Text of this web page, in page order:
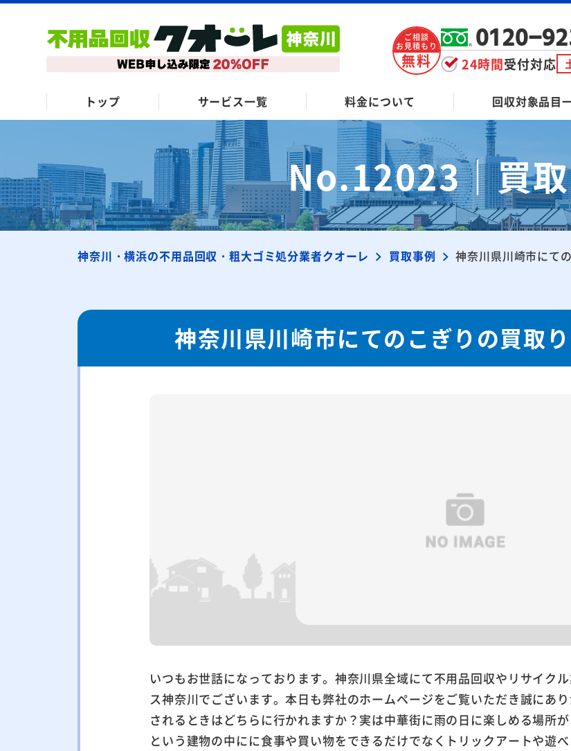
ご相談
お見積もり
無料
0120-
24時間受付対応
トップ サービス一覧 料金について 回収対象品目
No.12023｜買
神奈川・横浜の不用品回収・粗大ゴミ処分業者クオーレ 買取事例 神奈川県川崎市にて
神奈川県川崎市にてのこぎりの買取り
いつもお世話になっております。神奈川県全域にて不用品回収やリサイク
ス神奈川でございます。本日も弊社のホームページをご覧いただき誠にあ
されるときはどちらに行かれますか？実は中華街に雨の日に楽しめる場所
という建物の中にに食事や買い物をできるだけでなくトリックアートや遊